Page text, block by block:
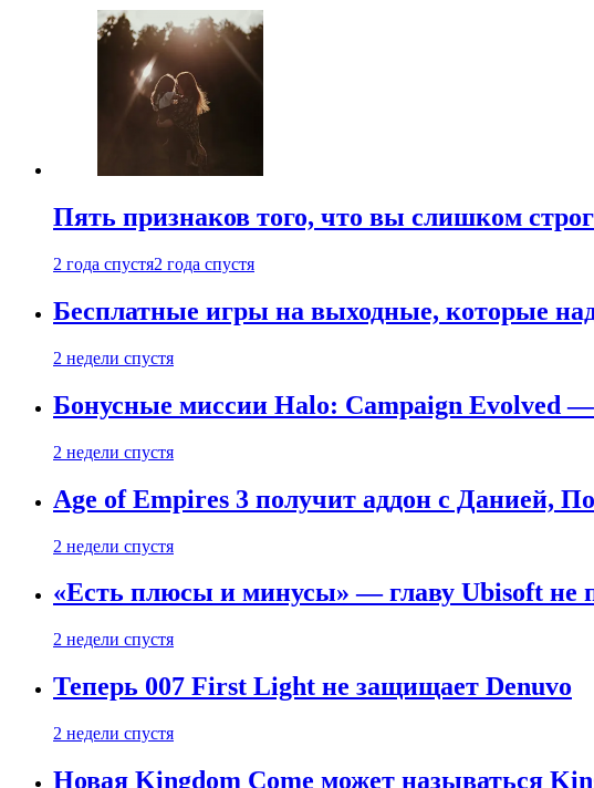
Пять признаков того, что вы слишком
2 года спустя2 года спустя
Бесплатные игры на выходные, которые
2 недели спустя
Бонусные миссии Halo: Campaign Evolved
2 недели спустя
Age of Empires 3 получит аддон с Данией,
2 недели спустя
«Есть плюсы и минусы» — главу Ubisoft не
2 недели спустя
Теперь 007 First Light не защищает Denuvo
2 недели спустя
Новая Kingdom Come может называться